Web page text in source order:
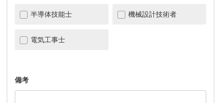
半導体技能士 機械設計技術者
電気工事士
備考